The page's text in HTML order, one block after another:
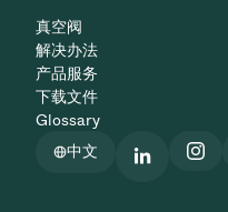
真空阀
解决办法
产品服务
下载文件
Glossary
中文